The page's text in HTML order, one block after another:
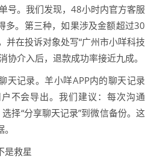
号。我们发现，48小时内官方客服
多。第三种，如果涉及金额超过30
在投诉对象处写“广州市小咩科技
协介入后，退款成功率接近九成。
天记录。羊小咩APP内的聊天记录
不会导出。我们建议：每次沟通
择“分享聊天记录”到微信备份。这
是救星